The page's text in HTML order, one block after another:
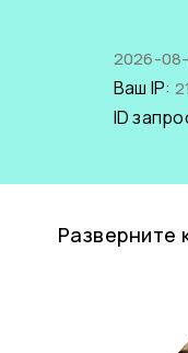
2026-
Ваш IP:
ID
Разверните